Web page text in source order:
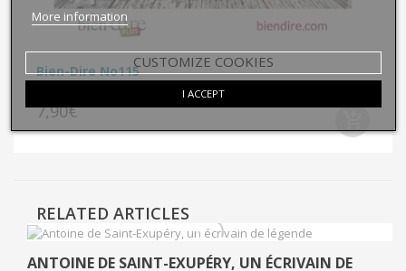
Bien-Dire No115
7,90€
RELATED ARTICLES
ANTOINE DE SAINT-EXUPÉRY, UN ÉCRIVAIN DE
More information
CUSTOMIZE COOKIES
I ACCEPT